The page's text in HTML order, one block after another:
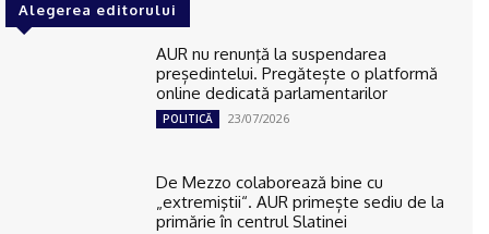
Alegerea editorului
AUR nu renunţă la suspendarea
președintelui. Pregătește o platformă
online dedicată parlamentarilor
POLITICĂ 23/07/2026
De Mezzo colaborează bine cu
„extremiştii“. AUR primește sediu de la
primărie în centrul Slatinei